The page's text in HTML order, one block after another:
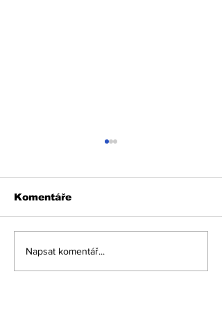
POJAR: Válka na
Ukrajině: zlom
Komentáře
Napsat komentář...